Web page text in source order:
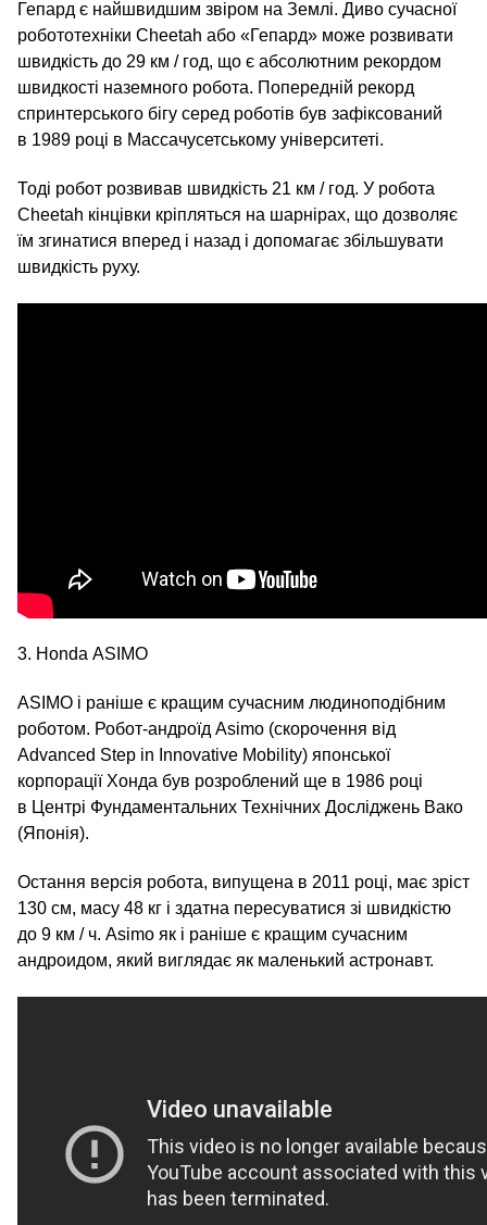
Гепард є найшвидшим звіром на Землі. Диво сучасної
робототехніки Cheetah або «Гепард» може розвивати
швидкість до 29 км / год, що є абсолютним рекордом
швидкості наземного робота. Попередній рекорд
спринтерського бігу серед роботів був зафіксований
в 1989 році в Массачусетському університеті.
Тоді робот розвивав швидкість 21 км / год. У робота
Cheetah кінцівки кріпляться на шарнірах, що дозволяє
їм згинатися вперед і назад і допомагає збільшувати
швидкість руху.
3. Honda ASIMO
ASIMO і раніше є кращим сучасним людиноподібним
роботом. Робот-андроїд Asimo (скорочення від
Advanced Step in Innovative Mobility) японської
корпорації Хонда був розроблений ще в 1986 році
в Центрі Фундаментальних Технічних Досліджень Вако
(Японія).
Остання версія робота, випущена в 2011 році, має зріст
130 см, масу 48 кг і здатна пересуватися зі швидкістю
до 9 км / ч. Asimo як і раніше є кращим сучасним
андроидом, який виглядає як маленький астронавт.